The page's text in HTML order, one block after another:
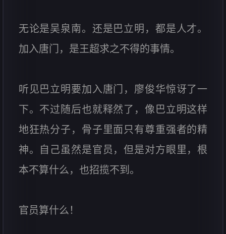
无论是吴泉南。还是巴立明，都是人才。
加入唐门，是王超求之不得的事情。
听见巴立明要加入唐门，廖俊华惊讶了一
下。不过随后也就释然了，像巴立明这样
地狂热分子，骨子里面只有尊重强者的精
神。自己虽然是官员，但是对方眼里，根
本不算什么，也招揽不到。
官员算什么！